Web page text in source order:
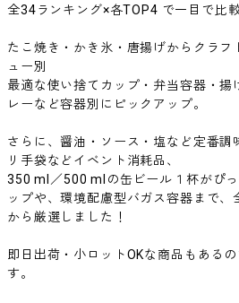
全34ランキング×各TOP4 で一目で比
たこ焼き・かき氷・唐揚げからクラフ
ュー別
最適な使い捨てカップ・弁当容器・揚
レーなど容器別にピックアップ。
さらに、醤油・ソース・塩など定番調
リ手袋などイベント消耗品、
350 ml／500 mlの缶ビール１杯がぴ
ップや、環境配慮型バガス容器まで、
から厳選しました！
即日出荷・小ロットOKな商品もある
す。